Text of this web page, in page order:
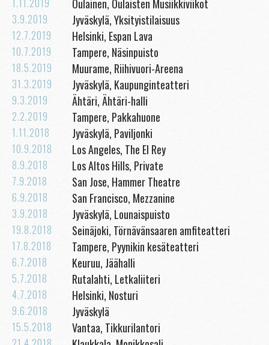
Oulainen, Oulaisten Musiikkiviikot
3.9.2019 Jyväskylä, Yksityistilaisuus
12.7.2019 Helsinki, Espan Lava
10.7.2019 Tampere, Näsinpuisto
18.5.2019 Muurame, Riihivuori-Areena
31.3.2019 Jyväskylä, Kaupunginteatteri
9.3.2019 Ähtäri, Ähtäri-halli
2.2.2019 Tampere, Pakkahuone
1.11.2018 Jyväskylä, Paviljonki
10.9.2018 Los Angeles, The El Rey
8.9.2018 Los Altos Hills, Private
7.9.2018 San Jose, Hammer Theatre
6.9.2018 San Francisco, Mezzanine
3.9.2018 Jyväskylä, Lounaispuisto
19.8.2018 Seinäjoki, Törnävänsaaren amfiteatteri
17.8.2018 Tampere, Pyynikin kesäteatteri
6.7.2018 Keuruu, Jäähalli
5.7.2018 Rutalahti, Letkaliiteri
4.7.2018 Helsinki, Nosturi
9.6.2018 Jyväskylä
15.5.2018 Vantaa, Tikkurilantori